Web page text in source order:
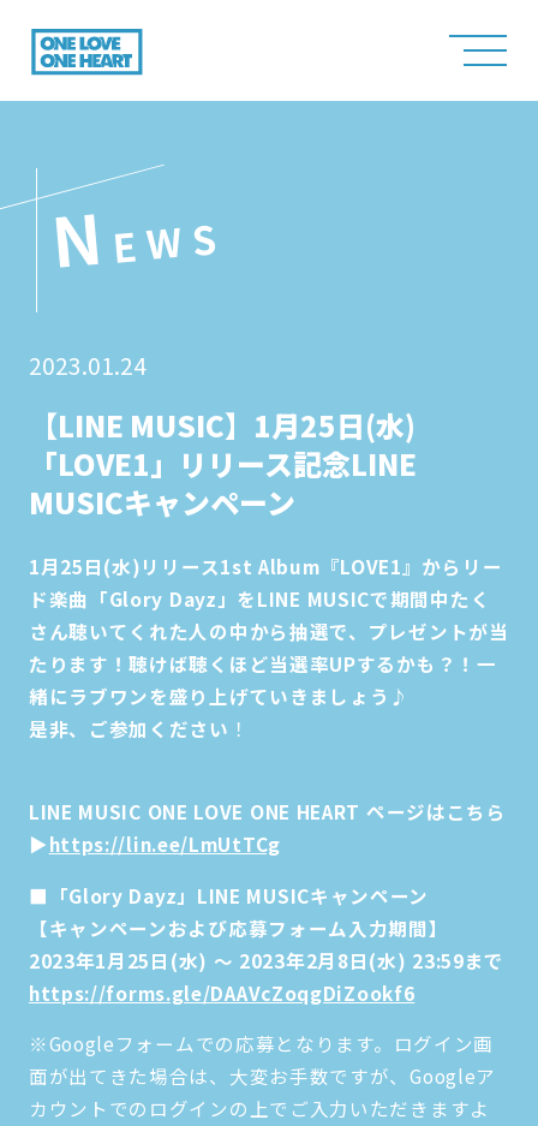
N EWS
2023.01.24
【LINE MUSIC】1月25日(水)
「LOVE1」リリース記念LINE
MUSICキャンペーン
1月25日(水)リリース1st Album『LOVE1』からリー
ド楽曲「Glory Dayz」をLINE MUSICで期間中たく
さん聴いてくれた人の中から抽選で、プレゼントが当
たります！聴けば聴くほど当選率UPするかも？！一
緒にラブワンを盛り上げていきましょう♪
是非、ご参加ください ！
LINE MUSIC ONE LOVE ONE HEART ページはこちら
▶https://lin.ee/LmUtTCg
■「Glory Dayz」LINE MUSICキャンペーン
【キャンペーンおよび応募フォーム入力期間】
2023年1月25日(水) ～ 2023年2月8日(水) 23:59まで
https://forms.gle/DAAVcZoqgDiZookf6
※Googleフォームでの応募となります。ログイン画
面が出てきた場合は、大変お手数ですが、Googleア
カウントでのログインの上でご入力いただきますよ